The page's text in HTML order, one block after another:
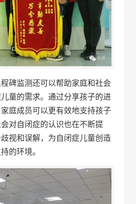
碑监测还可以帮助家庭和社会
童的需求。通过分享孩子的进
庭成员可以更有效地支持孩子
对自闭症的认识也在不断提
视和误解，为自闭症儿童创造
的环境。